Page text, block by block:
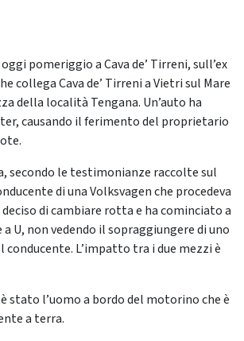
pomeriggio a Cava de’ Tirreni, sull’ex
collega Cava de’ Tirreni a Vietri sul Mare
della località Tengana. Un’auto ha
causando il ferimento del proprietario
secondo le testimonianze raccolte sul
di una Volksvagen che procedeva
di cambiare rotta e ha cominciato a
U, non vedendo il sopraggiungere di uno
L’impatto tra i due mezzi è
stato l’uomo a bordo del motorino che è
a terra.